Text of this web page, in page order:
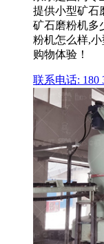
提供小型矿石
矿石磨粉机多
粉机怎么样,
购物体验！
联系电话: 180